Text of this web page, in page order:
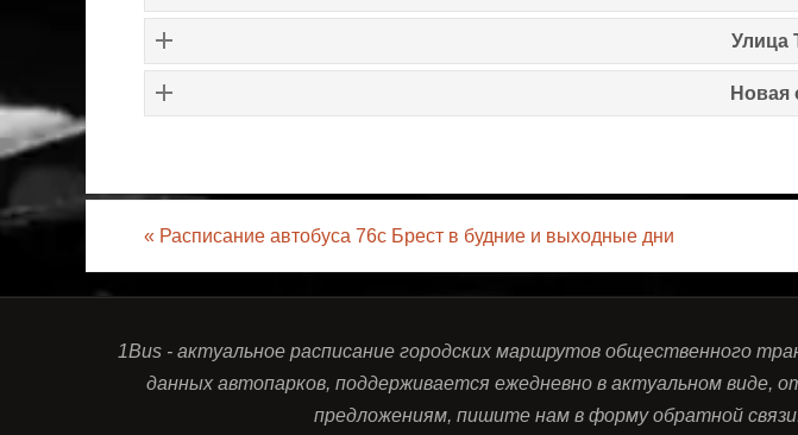
Улица
Новая
« Расписание автобуса 76с Брест в будние и выходные дни
1Bus - актуальное расписание городских маршрутов общественного
данных автопарков, поддерживается ежедневно в актуальном
предложениям, пишите нам в форму обратной